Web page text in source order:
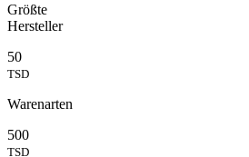
Größte
Hersteller
50
TSD
Warenarten
500
TSD